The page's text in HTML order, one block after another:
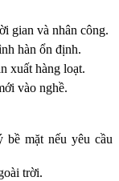
gian và nhân công.
hàn ổn định.
xuất hàng loạt.
vào nghề.
mặt nếu yêu cầu
trời.